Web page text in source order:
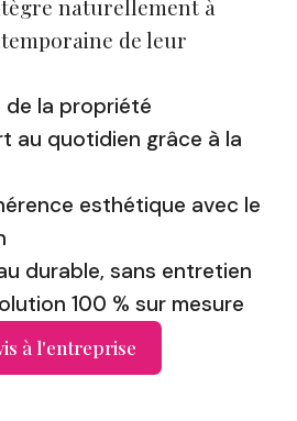
naturellement à
de leur
de la propriété
au quotidien grâce à la
esthétique avec le
durable, sans entretien
100 % sur mesure
à l'entreprise